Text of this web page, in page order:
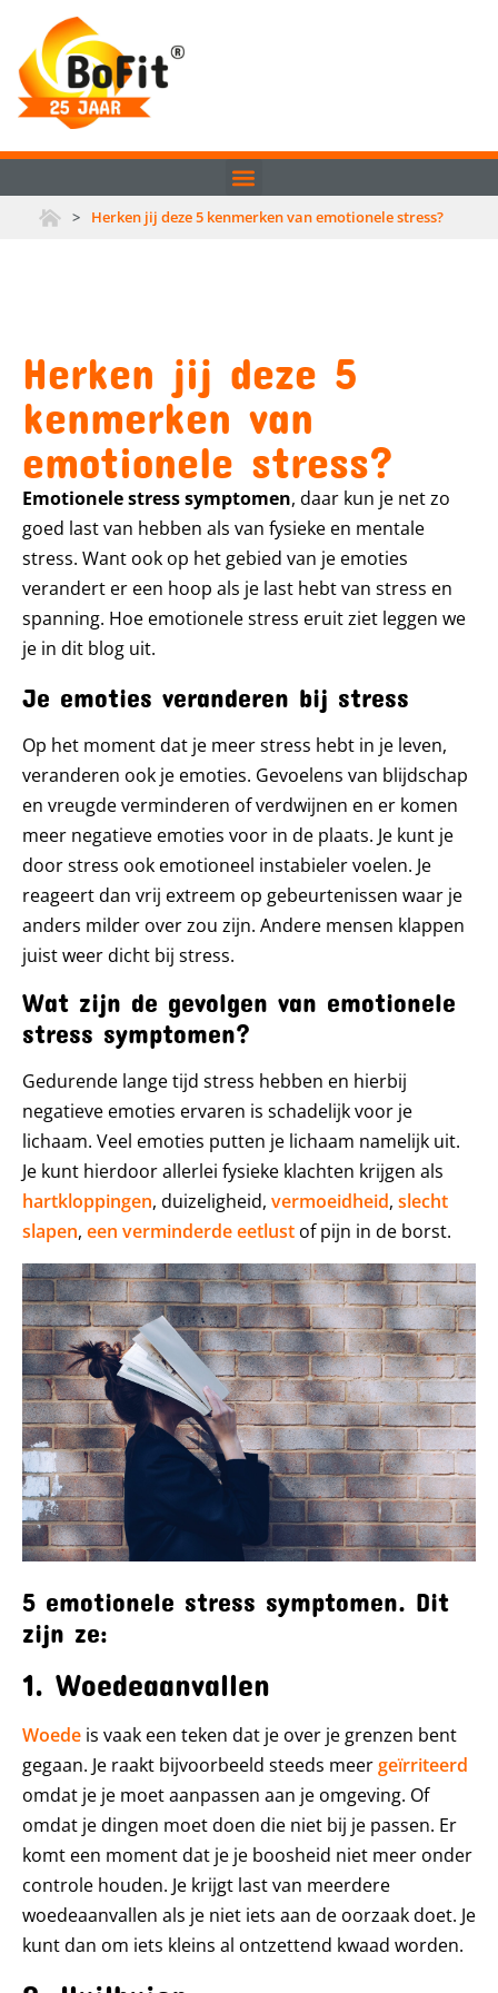
> Herken jij deze 5 kenmerken van emotionele stress?
Herken jij deze 5
kenmerken van
emotionele stress?
Emotionele stress symptomen, daar kun je net zo
goed last van hebben als van fysieke en mentale
stress. Want ook op het gebied van je emoties
verandert er een hoop als je last hebt van stress en
spanning. Hoe emotionele stress eruit ziet leggen we
je in dit blog uit.
Je emoties veranderen bij stress
Op het moment dat je meer stress hebt in je leven,
veranderen ook je emoties. Gevoelens van blijdschap
en vreugde verminderen of verdwijnen en er komen
meer negatieve emoties voor in de plaats. Je kunt je
door stress ook emotioneel instabieler voelen. Je
reageert dan vrij extreem op gebeurtenissen waar je
anders milder over zou zijn. Andere mensen klappen
juist weer dicht bij stress.
Wat zijn de gevolgen van emotionele
stress symptomen?
Gedurende lange tijd stress hebben en hierbij
negatieve emoties ervaren is schadelijk voor je
lichaam. Veel emoties putten je lichaam namelijk uit.
Je kunt hierdoor allerlei fysieke klachten krijgen als
hartkloppingen, duizeligheid, vermoeidheid, slecht
slapen, een verminderde eetlust of pijn in de borst.
5 emotionele stress symptomen. Dit
zijn ze:
1. Woedeaanvallen
Woede is vaak een teken dat je over je grenzen bent
gegaan. Je raakt bijvoorbeeld steeds meergeïrriteerd
omdat je je moet aanpassen aan je omgeving. Of
omdat je dingen moet doen die niet bij je passen. Er
komt een moment dat je je boosheid niet meer onder
controle houden. Je krijgt last van meerdere
woedeaanvallen als je niet iets aan de oorzaak doet. Je
kunt dan om iets kleins al ontzettend kwaad worden.